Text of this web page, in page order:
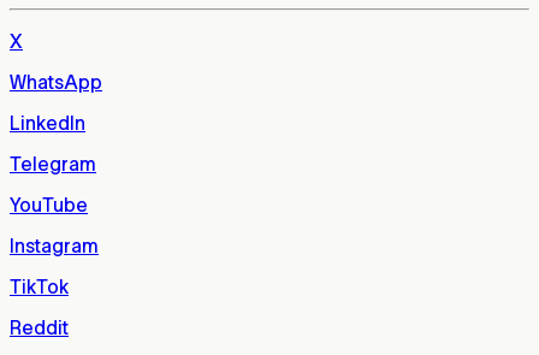
X
WhatsApp
LinkedIn
Telegram
YouTube
Instagram
TikTok
Reddit